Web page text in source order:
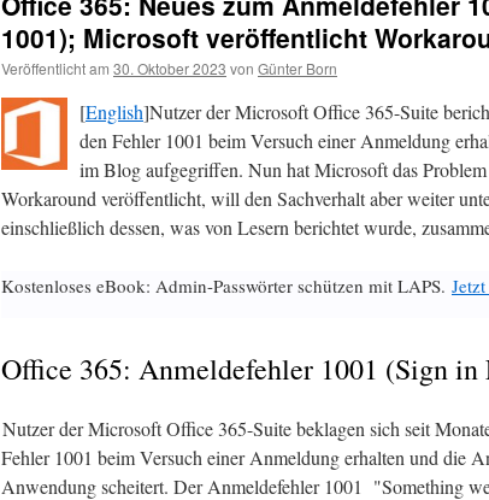
1001); Microsoft veröffentlicht
Veröffentlicht am 30. Oktober 2023 von Günter Born
[English]Nutzer der Microsoft Office 365-Suite
den Fehler 1001 beim Versuch einer Anmeldung
im Blog aufgegriffen. Nun hat Microsoft das
Workaround veröffentlicht, will den Sachverhalt aber weiter
einschließlich dessen, was von Lesern berichtet wurde,
Kostenloses eBook: Admin-Passwörter schützen mit LAPS.
Office 365: Anmeldefehler 1001 (Sign in
Nutzer der Microsoft Office 365-Suite beklagen sich seit
Fehler 1001 beim Versuch einer Anmeldung erhalten und die
Anwendung scheitert. Der Anmeldefehler 1001 "Something